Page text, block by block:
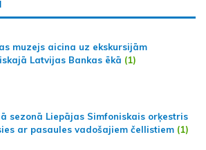
muzejs aicina uz ekskursijām
Latvijas Bankas ēkā (1)
sezonā Liepājas Simfoniskais orķestris
ar pasaules vadošajiem čellistiem (1)